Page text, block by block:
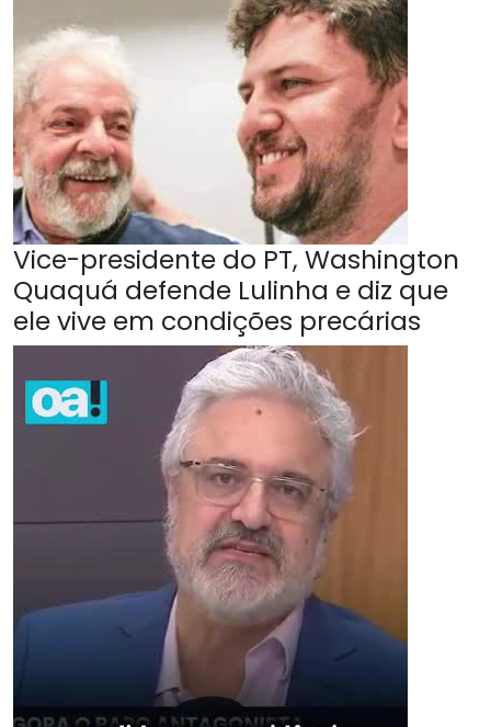
Vice-presidente do PT, Washington
Quaquá defende Lulinha e diz que
ele vive em condições precárias